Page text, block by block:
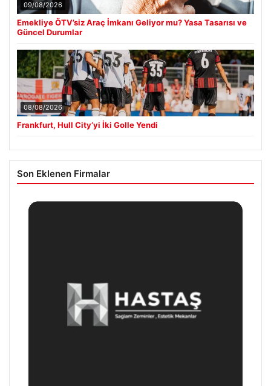
09/08/2026
Emekliye ÖTV’siz Araç İmkanı Geliyor mu? Yasa Tasarısı ve
Güncel Durumlar
08/08/2026
Frankfurt, Hull City’yi İki Golle Yendi
Son Eklenen Firmalar